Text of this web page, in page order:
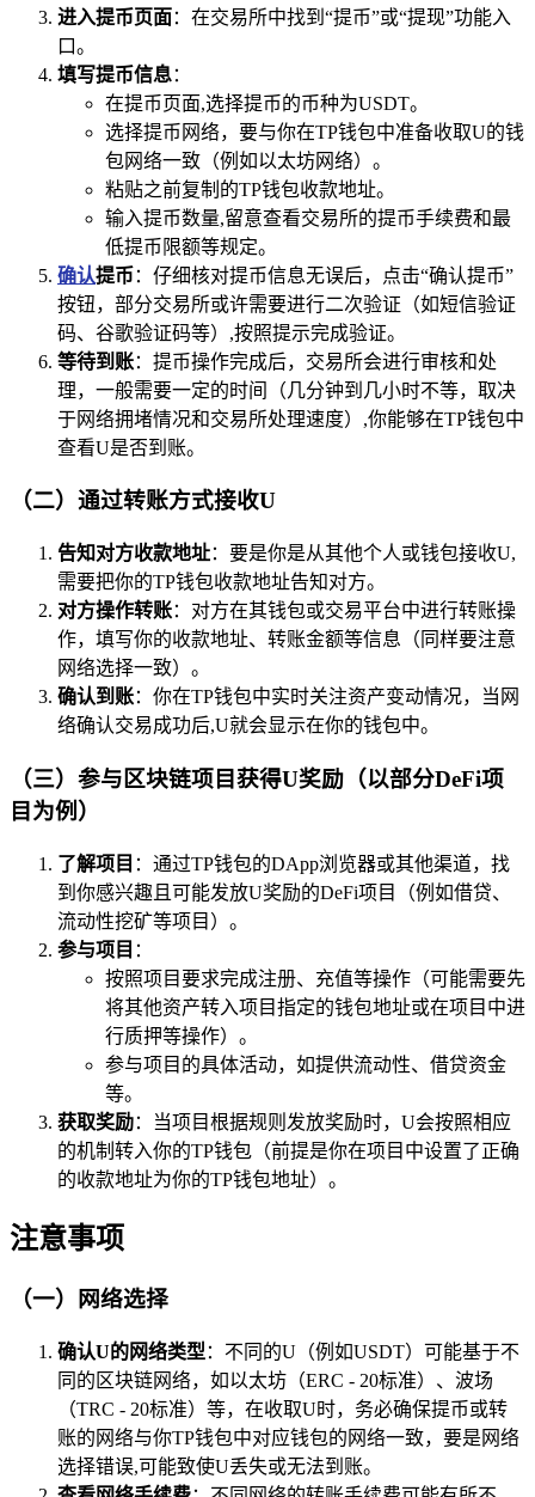
进入提币页面：在交易所中找到“提币”或“提现”功能入
口。
填写提币信息：
在提币页面,选择提币的币种为USDT。
选择提币网络，要与你在TP钱包中准备收取U的钱
包网络一致（例如以太坊网络）。
粘贴之前复制的TP钱包收款地址。
输入提币数量,留意查看交易所的提币手续费和最
低提币限额等规定。
确认提币 ：仔细核对提币信息无误后，点击“确认提币”
按钮，部分交易所或许需要进行二次验证（如短信验证
码、谷歌验证码等）,按照提示完成验证。
等待到账：提币操作完成后，交易所会进行审核和处
理，一般需要一定的时间（几分钟到几小时不等，取决
于网络拥堵情况和交易所处理速度）,你能够在TP钱包中
查看U是否到账。
（二）通过转账方式接收U
告知对方收款地址：要是你是从其他个人或钱包接收U,
需要把你的TP钱包收款地址告知对方。
对方操作转账：对方在其钱包或交易平台中进行转账操
作，填写你的收款地址、转账金额等信息（同样要注意
网络选择一致）。
确认到账：你在TP钱包中实时关注资产变动情况，当网
络确认交易成功后,U就会显示在你的钱包中。
（三）参与区块链项目获得U奖励（以部分DeFi项
目为例）
了解项目 ：通过TP钱包的DApp浏览器或其他渠道，找
到你感兴趣且可能发放U奖励的DeFi项目（例如借贷、
流动性挖矿等项目）。
参与项目 ：
按照项目要求完成注册、充值等操作（可能需要先
将其他资产转入项目指定的钱包地址或在项目中进
行质押等操作）。
参与项目的具体活动，如提供流动性、借贷资金
等。
获取奖励：当项目根据规则发放奖励时，U会按照相应
的机制转入你的TP钱包（前提是你在项目中设置了正确
的收款地址为你的TP钱包地址）。
注意事项
（一）网络选择
确认U的网络类型 ：不同的U（例如USDT）可能基于不
同的区块链网络，如以太坊（ERC - 20标准）、波场
（TRC - 20标准）等，在收取U时，务必确保提币或转
账的网络与你TP钱包中对应钱包的网络一致，要是网络
选择错误,可能致使U丢失或无法到账。